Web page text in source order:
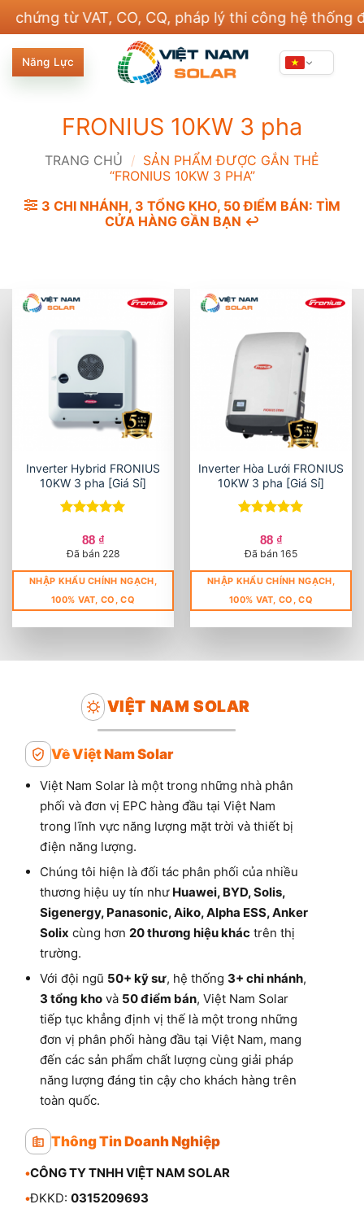
nội
dung
từ VAT, CO, CQ, pháp lý thi công hệ thống điện
Năng Lực
FRONIUS 10KW 3 pha
TRANG CHỦ / SẢN PHẨM ĐƯỢC GẮN THẺ
“FRONIUS 10KW 3 PHA”
3 CHI NHÁNH, 3 TỔNG KHO, 50 ĐIỂM BÁN: TÌM
CỬA HÀNG GẦN BẠN ↩️
Inverter Hybrid FRONIUS
10KW 3 pha [Giá Sỉ]
hạng5 5
sao
88 ₫
Đã bán 228
NHẬP KHẨU CHÍNH NGẠCH,
100% VAT, CO, CQ
Inverter Hòa Lưới FRONIUS
10KW 3 pha [Giá Sỉ]
hạng5 5
sao
88 ₫
Đã bán 165
NHẬP KHẨU CHÍNH NGẠCH,
100% VAT, CO, CQ
VIỆT NAM SOLAR
Về Việt Nam Solar
Việt Nam Solar là một trong những nhà phân
phối và đơn vị EPC hàng đầu tại Việt Nam
trong lĩnh vực năng lượng mặt trời và thiết bị
điện năng lượng.
Chúng tôi hiện là đối tác phân phối của nhiều
thương hiệu uy tín như Huawei, BYD, Solis,
Sigenergy, Panasonic, Aiko, Alpha ESS, Anker
Solix cùng hơn 20 thương hiệu khác trên thị
trường.
Với đội ngũ 50+ kỹ sư, hệ thống 3+ chi nhánh,
3 tổng kho và 50 điểm bán, Việt Nam Solar
tiếp tục khẳng định vị thế là một trong những
đơn vị phân phối hàng đầu tại Việt Nam, mang
đến các sản phẩm chất lượng cùng giải pháp
năng lượng đáng tin cậy cho khách hàng trên
toàn quốc.
Thông Tin Doanh Nghiệp
•CÔNG TY TNHH VIỆT NAM SOLAR
•ĐKKD: 0315209693